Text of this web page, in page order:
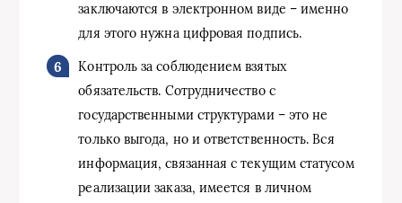
заключаются в электронном виде – именно
для этого нужна цифровая подпись.
Контроль за соблюдением взятых
обязательств. Сотрудничество с
государственными структурами – это не
только выгода, но и ответственность. Вся
информация, связанная с текущим статусом
реализации заказа, имеется в личном